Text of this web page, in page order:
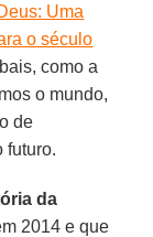
Uma
o século
como a
o mundo,
de
futuro.
da
2014 e que